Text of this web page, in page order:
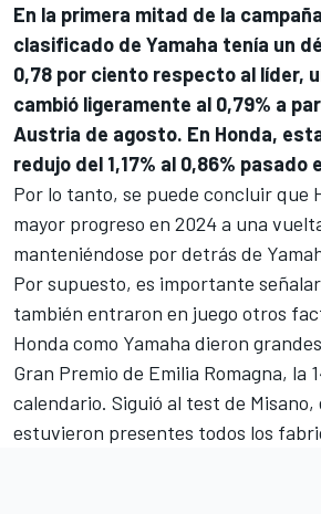
En la primera mitad de la
clasificado de Yamaha tenía un
0,78 por ciento respecto al líder,
cambió ligeramente al 0,79% a
Austria de agosto. En Honda,
redujo del 1,17% al 0,86% pasado
Por lo tanto, se puede concluir que
mayor progreso en 2024 a una
manteniéndose por detrás de
Por supuesto, es importante
también entraron en juego otros
Honda como Yamaha dieron
Gran Premio de Emilia Romagna, la
calendario. Siguió al test de Misano,
estuvieron presentes todos los